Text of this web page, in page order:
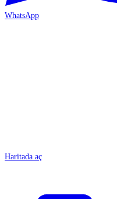
WhatsApp
Haritada aç